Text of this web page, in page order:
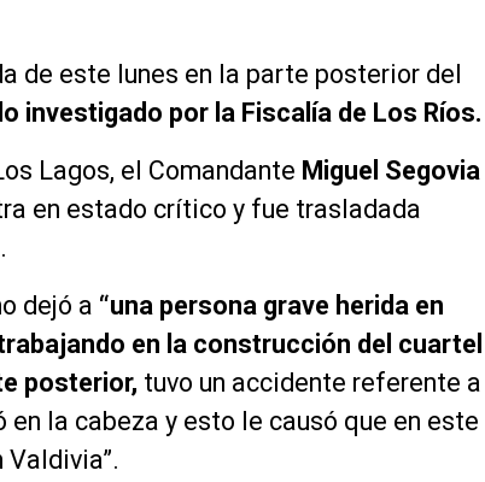
de este lunes en la parte posterior del
investigado por la Fiscalía de Los Ríos.
Lagos, el Comandante Miguel Segovia
en estado crítico y fue trasladada
dejó a “una persona grave herida en
en la construcción del cuartel
posterior, tuvo un accidente referente a
la cabeza y esto le causó que en este